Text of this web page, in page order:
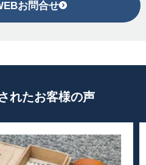
お問合せ
れたお客様の声